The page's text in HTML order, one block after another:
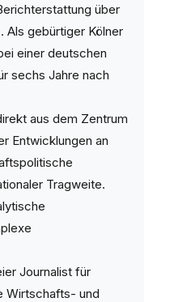
über
Als gebürtiger Kölner
einer deutschen
sechs Jahre nach
aus dem Zentrum
Entwicklungen an
Tragweite.
Journalist für
Wirtschafts- und